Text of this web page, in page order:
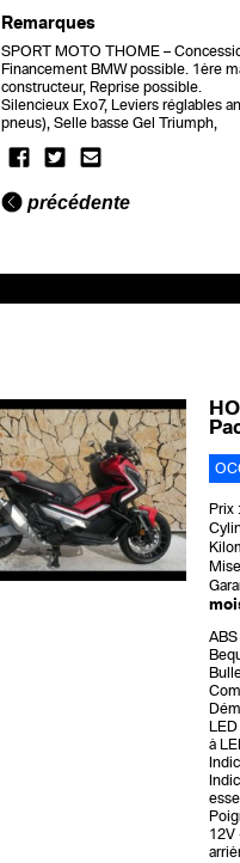
Remarques
SPORT MOTO THOME –
Financement BMW possible. 1ère
constructeur, Reprise possible.
Silencieux Exo7, Leviers réglables
pneus), Selle basse Gel Triumph,
précédente
Prix :
ABS
LED
à
12V